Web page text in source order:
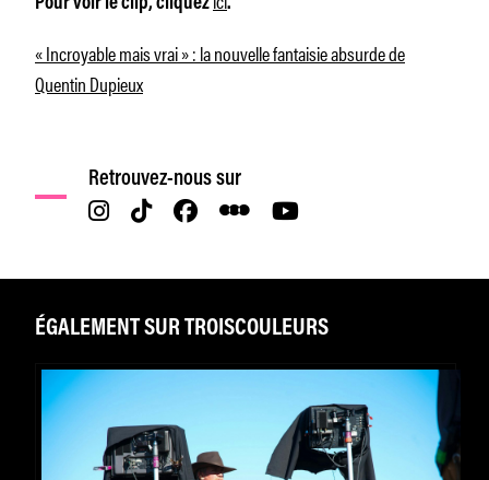
Pour voir le clip, cliquez .
« Incroyable mais vrai » : la nouvelle fantaisie absurde de
Quentin Dupieux
Retrouvez-nous sur
ÉGALEMENT SUR TROISCOULEURS